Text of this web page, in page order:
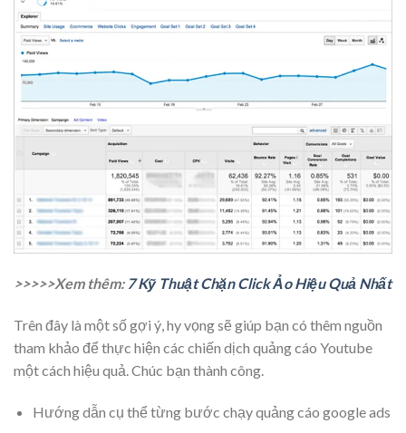
>>>>>Xem thêm: 7 Kỹ Thuật Chặn Click Ảo Hiệu Quả Nhất
Trên đây là một số gợi ý, hy vọng sẽ giúp bạn có thêm nguồn
tham khảo để thực hiện các chiến dịch quảng cáo Youtube
một cách hiệu quả. Chúc bạn thành công.
Hướng dẫn cụ thể từng bước chạy quảng cáo google ads